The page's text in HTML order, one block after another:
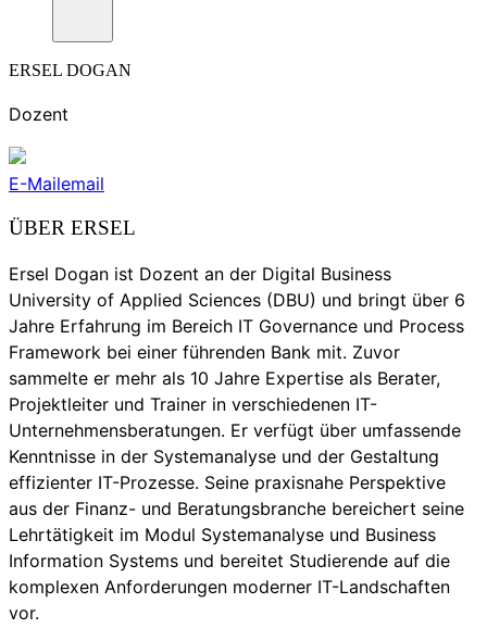
ERSEL DOGAN
Dozent
E-Mailemail
ÜBER ERSEL
Ersel Dogan ist Dozent an der Digital Business
University of Applied Sciences (DBU) und bringt über 6
Jahre Erfahrung im Bereich IT Governance und Process
Framework bei einer führenden Bank mit. Zuvor
sammelte er mehr als 10 Jahre Expertise als Berater,
Projektleiter und Trainer in verschiedenen IT-
Unternehmensberatungen. Er verfügt über umfassende
Kenntnisse in der Systemanalyse und der Gestaltung
effizienter IT-Prozesse. Seine praxisnahe Perspektive
aus der Finanz- und Beratungsbranche bereichert seine
Lehrtätigkeit im Modul Systemanalyse und Business
Information Systems und bereitet Studierende auf die
komplexen Anforderungen moderner IT-Landschaften
vor.